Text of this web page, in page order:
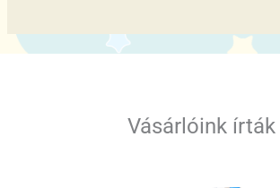
Vásárlóink írták